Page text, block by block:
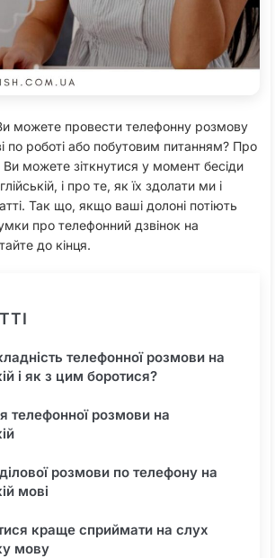
можете провести телефонну розмову
по роботі або побутовим питанням? Про
можете зіткнутися у момент бесіди
і про те, як їх здолати ми і
Так що, якщо ваші долоні потіють
про телефонний дзвінок на
до кінця.
телефонної розмови на
і як з цим боротися?
телефонної розмови на
розмови по телефону на
мові
краще сприймати на слух
мову